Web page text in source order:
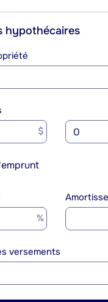
hypothécaires
$
%
versements